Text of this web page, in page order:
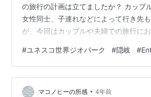
の旅行の計画は立てましたか？ カップ
女性同士、子連れなどによって行き先
が、今回はカップルや夫婦での旅行に
ユネスコ世界ジオパークに認定されてい
隠岐にある日本初の本格的なジオホテ
ウ）」です。 ユネスコ世界ジオパーク
日本初の本格的なジオホテル「Entô（
#ユネスコ世界ジオパーク #隠岐 #
マコノヒーの所感 • 4年前